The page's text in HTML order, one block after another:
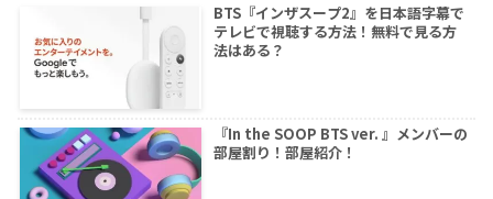
BTS『インザスープ2』を日本語字幕で
テレビで視聴する方法！無料で見る方
法はある？
『In the SOOP BTS ver. 』メンバーの
部屋割り！部屋紹介！